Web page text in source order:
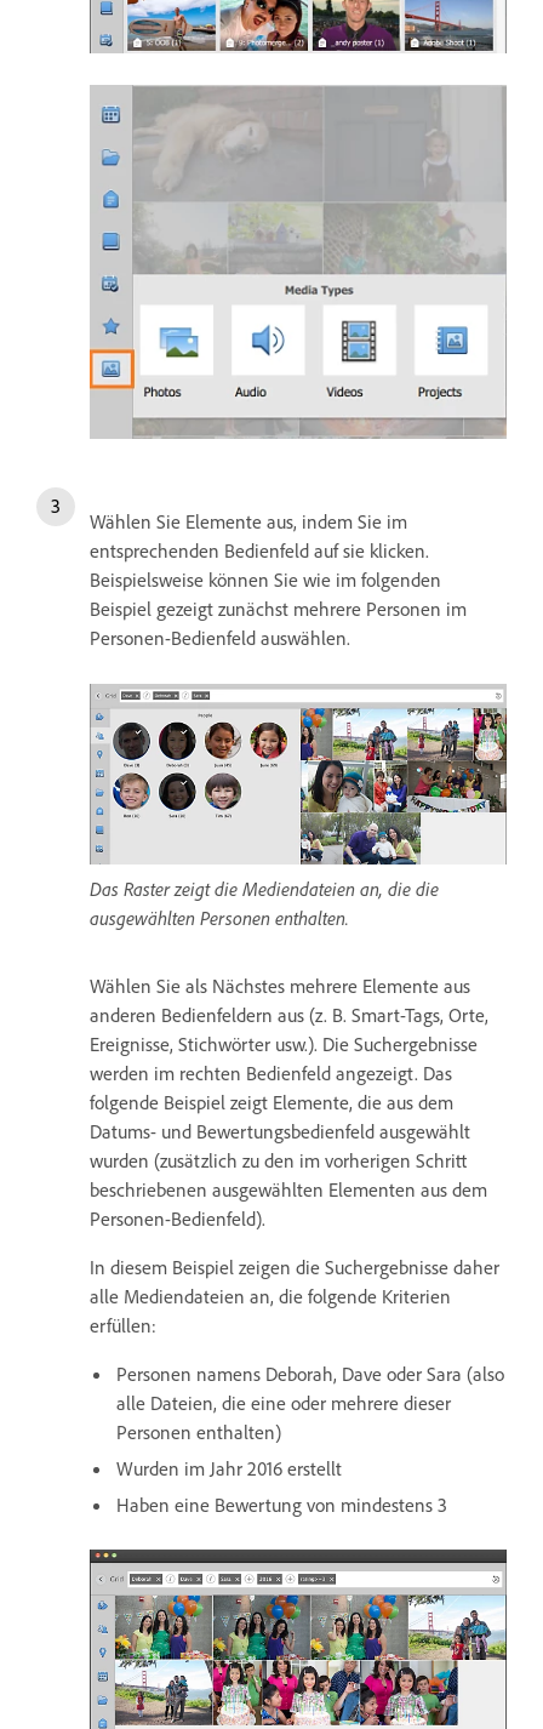
Wählen Sie Elemente aus, indem Sie im
entsprechenden Bedienfeld auf sie klicken.
Beispielsweise können Sie wie im folgenden
Beispiel gezeigt zunächst mehrere Personen im
Personen-Bedienfeld auswählen.
Das Raster zeigt die Mediendateien an, die die
ausgewählten Personen enthalten.
Wählen Sie als Nächstes mehrere Elemente aus
anderen Bedienfeldern aus (z. B. Smart-Tags, Orte,
Ereignisse, Stichwörter usw.). Die Suchergebnisse
werden im rechten Bedienfeld angezeigt. Das
folgende Beispiel zeigt Elemente, die aus dem
Datums- und Bewertungsbedienfeld ausgewählt
wurden (zusätzlich zu den im vorherigen Schritt
beschriebenen ausgewählten Elementen aus dem
Personen-Bedienfeld).
In diesem Beispiel zeigen die Suchergebnisse daher
alle Mediendateien an, die folgende Kriterien
erfüllen:
Personen namens Deborah, Dave oder Sara (also
alle Dateien, die eine oder mehrere dieser
Personen enthalten)
Wurden im Jahr 2016 erstellt
Haben eine Bewertung von mindestens 3